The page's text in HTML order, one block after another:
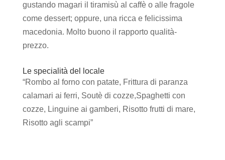
gustando magari il tiramisù al caffè o alle fragole
come dessert; oppure, una ricca e felicissima
macedonia. Molto buono il rapporto qualità-
prezzo.
Le specialità del locale
“Rombo al forno con patate, Frittura di paranza
calamari ai ferri, Soutè di cozze,Spaghetti con
cozze, Linguine ai gamberi, Risotto frutti di mare,
Risotto agli scampi”